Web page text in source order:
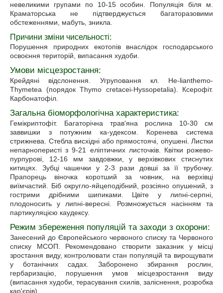
невеликими групами по 10-15 особин. Популяція біля м.
Краматорська не підтверджується багаторазовими
обстеженнями, мабуть, зникла.
Причини зміни чисельності:
Порушення природних екотопів внаслідок господарського
освоєння територій, випасання худоби.
Умови місцезростання:
Крейдяні відслонення. Угруповання кл. He-lianthemo-
Thymetea (порядок Thymo cretacei-Hyssopetalia). Ксерофіт.
Карбонатофіл.
Загальна біоморфологічна характеристика:
Гемікриптофіт. Багаторічна трав'яна рослина 10-30 см
заввишки з потужним ка-удексом. Коренева система
стрижнева. Стебла висхідні або прямостоячі, опушені. Листки
непарноперисті з 9-21 еліптичних листочків. Квітки рожево-
пурпурові, 12-16 мм завдовжки, у верхівкових стиснутих
китицях. Зубці чашечки у 2-3 рази довші за її трубочку.
Прапорець віночка коротший за човник, на верхівці
виїмчастий. Біб округло-яйцеподібний, розсіяно опушений, з
гострими дрібними шипиками. Цвіте у липні-серпні,
плодоносить у липні-вересні. Розмножується насінням та
партикуляцією каудексу.
Режим збереження популяцій та заходи з охорони:
Занесений до Європейського червоного списку та Червоного
списку МСОП. Рекомендовано створити заказник у місці
зростання виду, контролювати стан популяцій та вирощувати
у ботанічних садах. Заборонено збирання рослин,
гербаризацію, порушення умов місцезростання виду
(випасання худоби, терасування схилів, заліснення, розробка
кар'єрів).